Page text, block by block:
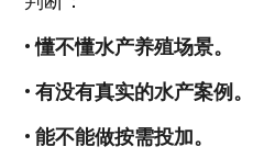
•懂不懂水产养殖场景。
• 有没有真实的水产案例。
• 能不能做按需投加。